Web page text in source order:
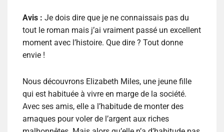
Avis : Je dois dire que je ne connaissais pas du
tout le roman mais j’ai vraiment passé un excellent
moment avec l’histoire. Que dire ? Tout donne
envie !
Nous découvrons Elizabeth Miles, une jeune fille
qui est habituée à vivre en marge de la société.
Avec ses amis, elle a l’habitude de monter des
arnaques pour voler de l’argent aux riches